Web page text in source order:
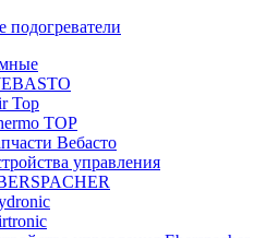
подогреватели
Top
TOP
Вебасто
управления